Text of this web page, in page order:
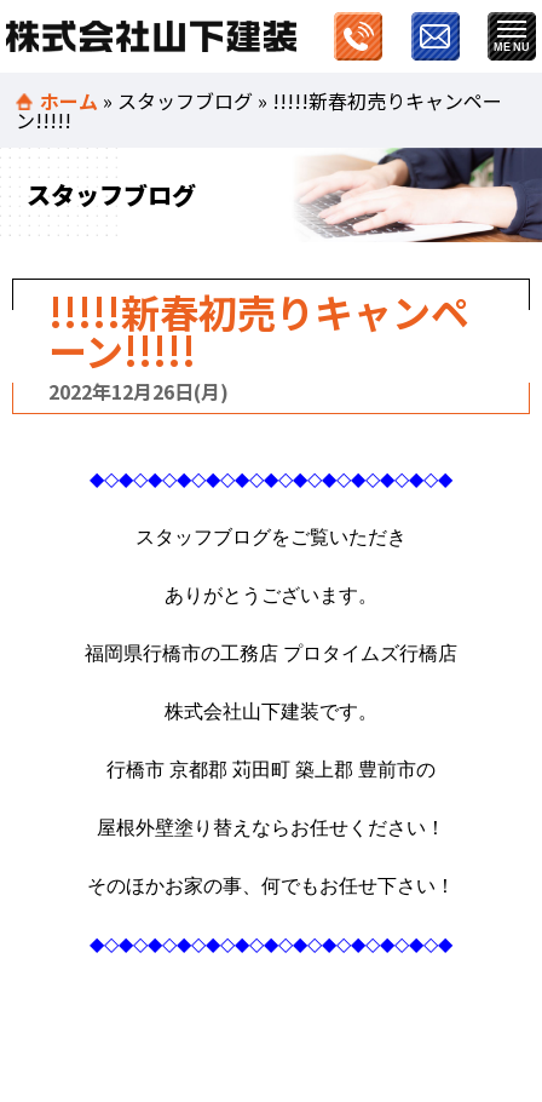
ホーム » スタッフブログ » !!!!!新春初売りキャンペー
ン!!!!!
スタッフブログ
!!!!!新春初売りキャンペ
ーン!!!!!
2022年12月26日(月)
◆◇◆◇◆◇◆◇◆◇◆◇◆◇◆◇◆◇◆◇◆◇◆◇◆
スタッフブログをご覧いただき
ありがとうございます。
福岡県行橋市の工務店 プロタイムズ行橋店
株式会社山下建装です。
行橋市 京都郡 苅田町 築上郡 豊前市の
屋根外壁塗り替えならお任せください！
そのほかお家の事、何でもお任せ下さい！
◆◇◆◇◆◇◆◇◆◇◆◇◆◇◆◇◆◇◆◇◆◇◆◇◆